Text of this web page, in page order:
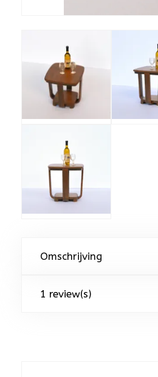
Omschrijving
1 review(s)